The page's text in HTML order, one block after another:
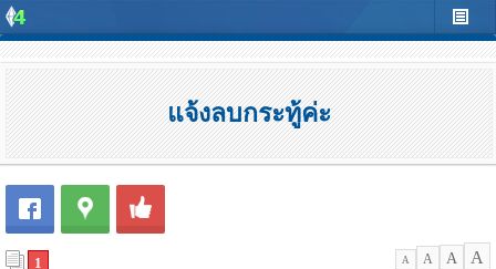
แจ้งลบกระทู้ค่ะ
1 A A A A